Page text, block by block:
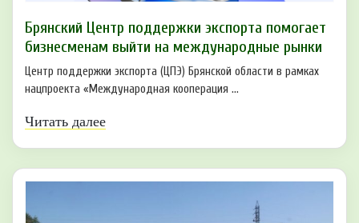
Брянский Центр поддержки экспорта помогает
бизнесменам выйти на международные рынки
Центр поддержки экспорта (ЦПЭ) Брянской области в рамках
нацпроекта «Международная кооперация ...
Читать далее